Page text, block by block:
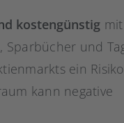
kostengünstig
Sparbücher und
ein
kann negative